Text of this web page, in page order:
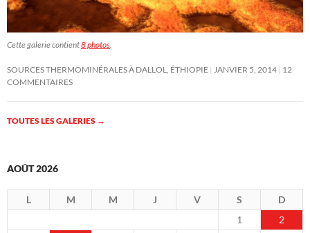
Cette galerie contient8 photos.
SOURCES THERMOMINÉRALES À DALLOL, ÉTHIOPIE JANVIER 5, 2014 12
COMMENTAIRES
TOUTES LES GALERIES →
AOÛT 2026
L M M J V S
D
1
2